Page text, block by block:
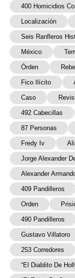
400 Homicidios
Localización
Seis Ranfleros
México
Órden
Fico Ilícito
Caso
492 Cabecillas
87 Personas
Fredy Iv
Jorge Alexander
Alexander
409 Pandilleros
Orden
490 Pandilleros
Gustavo Villatoro
253 Corredores
“El Diablito De